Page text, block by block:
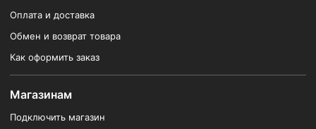
Оплата и доставка
Обмен и возврат товара
Как оформить заказ
Магазинам
Подключить магазин